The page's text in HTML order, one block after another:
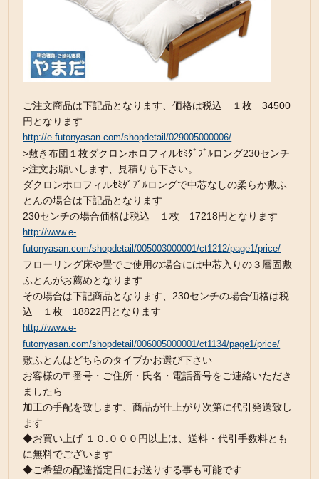
ご注文商品は下記品となります、価格は税込 １枚 34500
円となります
http://e-futonyasan.com/shopdetail/029005000006/
>敷き布団１枚ダクロンホロフィルｾﾐﾀﾞﾌﾞﾙロング230センチ
>注文お願いします、見積りも下さい。
ダクロンホロフィルｾﾐﾀﾞﾌﾞﾙロングで中芯なしの柔らか敷ふ
とんの場合は下記品となります
230センチの場合価格は税込 １枚 17218円となります
http://www.e-
futonyasan.com/shopdetail/005003000001/ct1212/page1/price/
フローリング床や畳でご使用の場合には中芯入りの３層固敷
ふとんがお薦めとなります
その場合は下記商品となります、230センチの場合価格は税
込 １枚 18822円となります
http://www.e-
futonyasan.com/shopdetail/006005000001/ct1134/page1/price/
敷ふとんはどちらのタイプかお選び下さい
お客様の〒番号・ご住所・氏名・電話番号をご連絡いただき
ましたら
加工の手配を致します、商品が仕上がり次第に代引発送致し
ます
◆お買い上げ １０.０００円以上は、送料・代引手数料とも
に無料でございます
◆ご希望の配達指定日にお送りする事も可能です